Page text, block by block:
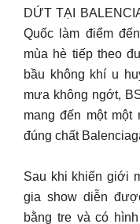
DỨT TẠI
Quốc làm điểm
mùa hè tiếp theo
bầu không khí u
mưa không ngớt,
mang đến một một
đúng chất
Sau khi khiến giới
gia show diễn
bằng tre và có